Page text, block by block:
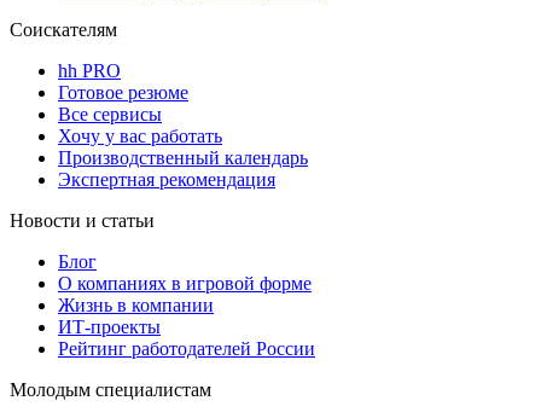
Соискателям
hh PRO
Готовое резюме
Все сервисы
Хочу у вас работать
Производственный календарь
Экспертная рекомендация
Новости и статьи
Блог
О компаниях в игровой форме
Жизнь в компании
ИТ-проекты
Рейтинг работодателей России
Молодым специалистам